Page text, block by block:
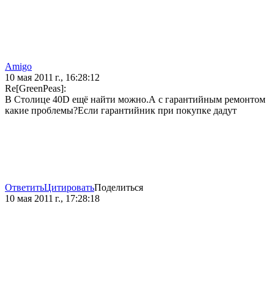
Аmigo
10 мая 2011 г., 16:28:12
Re[GreenPeas]:
В Столице 40D ещё найти можно.А с гарантийным ремонтом
какие проблемы?Если гарантийник при покупке дадут
ОтветитьЦитироватьПоделиться
10 мая 2011 г., 17:28:18